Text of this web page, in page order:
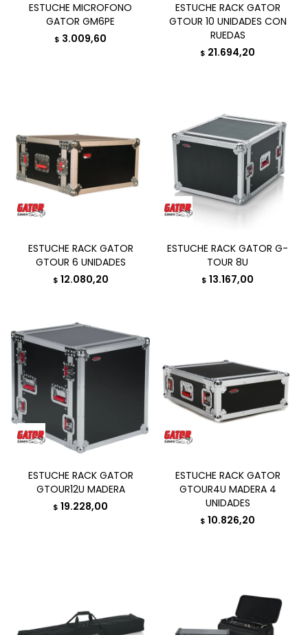
ESTUCHE MICROFONO
GATOR GM6PE
$ 3.009,60
ESTUCHE RACK GATOR
GTOUR 10 UNIDADES CON
RUEDAS
$ 21.694,20
ESTUCHE RACK GATOR
GTOUR 6 UNIDADES
$ 12.080,20
ESTUCHE RACK GATOR G-
TOUR 8U
$ 13.167,00
ESTUCHE RACK GATOR
GTOUR12U MADERA
$ 19.228,00
ESTUCHE RACK GATOR
GTOUR4U MADERA 4
UNIDADES
$ 10.826,20